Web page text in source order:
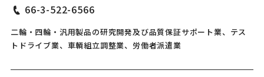
66-3-522-6566
二輪・四輪・汎用製品の研究開発及び品質保証サポート業、テス
トドライブ業、車輌組立調整業、労働者派遣業